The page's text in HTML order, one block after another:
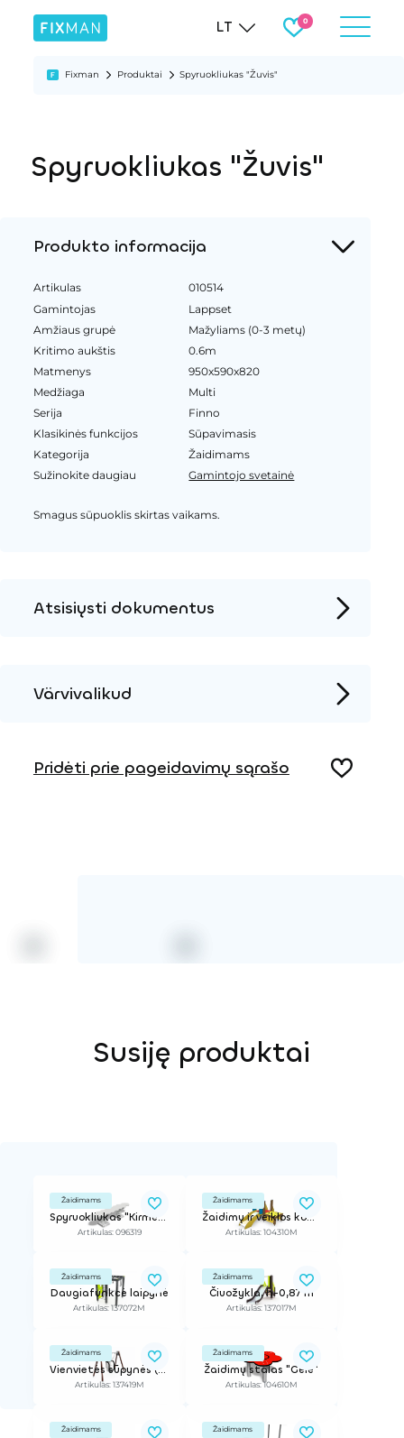
LT
Fixman Produktai Spyruokliukas "Žuvis"
Spyruokliukas "Žuvis"
Produkto informacija
Artikulas
010514
Gamintojas
Lappset
Amžiaus grupė
Mažyliams (0-3 metų)
Kritimo aukštis
0.6m
Matmenys
950x590x820
Medžiaga
Multi
Serija
Finno
Klasikinės funkcijos
Sūpavimasis
Kategorija
Žaidimams
Sužinokite daugiau
Gamintojo svetainė
Smagus sūpuoklis skirtas vaikams.
Atsisiųsti dokumentus
3D DWG
Värvivalikud
Pridėti prie pageidavimų sąrašo
Susiję produktai
Žaidimams
Spyruokliukas "Kirmėliukas"
Artikulas: 096319
Žaidimams
Žaidimų ir veiklos kompleksas
Artikulas: 104310M
Žaidimams
Daugiafunkcė laipynė
Artikulas: 137072M
Žaidimams
Čiuožykla, h-0,87 m
Artikulas: 137017M
Žaidimams
Vienvietės sūpynės (su sėdyne)
Artikulas: 137419M
Žaidimams
Žaidimų stalas "Gėlė"
Artikulas: 104610M
Žaidimams Žaidimams